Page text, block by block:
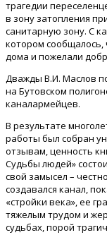
трагедии
в зону затопления
санитарную зону. С
котором сообщалось,
дома и пожелали
Дважды В.И. Маслов
на Бутовском
каналармейцев.
В результате
работы был собран
отзывам, ценность
Судьбы людей»
свой замысел –
создавался канал,
«стройки века», ее
тяжелым трудом и
судьбах, порой